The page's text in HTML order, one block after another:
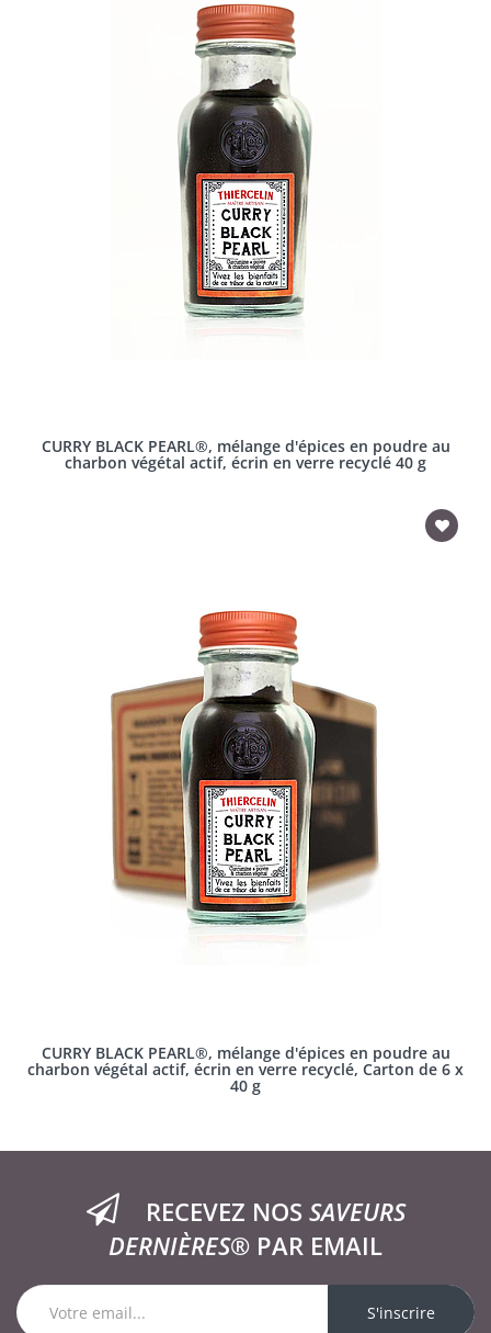
CURRY BLACK PEARL®, mélange d'épices en poudre au
charbon végétal actif, écrin en verre recyclé 40 g
CURRY BLACK PEARL®, mélange d'épices en poudre au
charbon végétal actif, écrin en verre recyclé, Carton de 6 x
40 g
RECEVEZ NOS SAVEURS
DERNIÈRES® PAR EMAIL
S'inscrire